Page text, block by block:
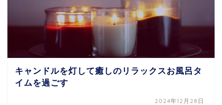
キャンドルを灯して癒しのリラックスお風呂タ
イムを過ごす
2024年12月28日